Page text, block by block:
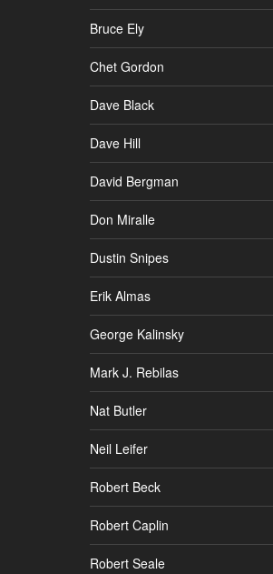
Bruce Ely
Chet Gordon
Dave Black
Dave Hill
David Bergman
Don Miralle
Dustin Snipes
Erik Almas
George Kalinsky
Mark J. Rebilas
Nat Butler
Neil Leifer
Robert Beck
Robert Caplin
Robert Seale